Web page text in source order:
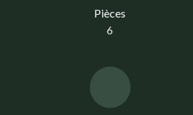
Pièces
6